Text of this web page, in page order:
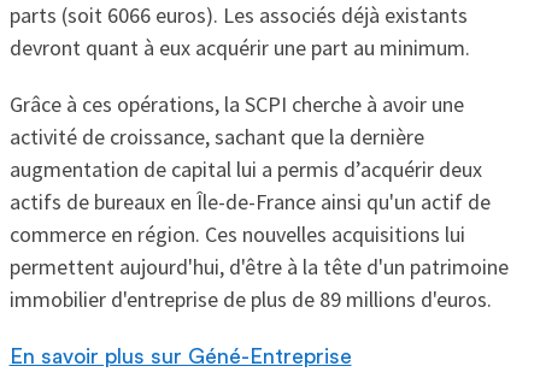
parts (soit 6066 euros). Les associés déjà existants
devront quant à eux acquérir une part au minimum.
Grâce à ces opérations, la SCPI cherche à avoir une
activité de croissance, sachant que la dernière
augmentation de capital lui a permis d’acquérir deux
actifs de bureaux en Île-de-France ainsi qu'un actif de
commerce en région. Ces nouvelles acquisitions lui
permettent aujourd'hui, d'être à la tête d'un patrimoine
immobilier d'entreprise de plus de 89 millions d'euros.
En savoir plus sur Géné-Entreprise